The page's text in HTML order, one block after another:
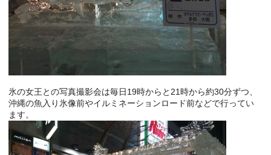
氷の女王との写真撮影会は毎日19時からと21時から約30分ずつ、
沖縄の魚入り氷像前やイルミネーションロード前などで行ってい
ます。